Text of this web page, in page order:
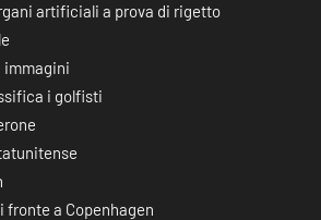
artificiali a prova di rigetto
immagini
i golfisti
fronte a Copenhagen